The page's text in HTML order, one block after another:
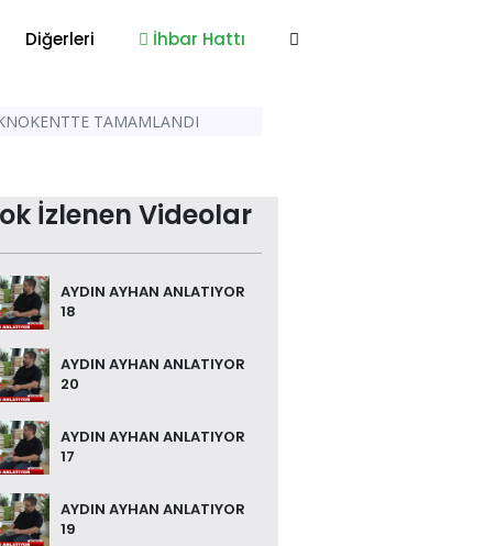
Diğerleri İhbar Hattı
TAMAMLANDI
İzlenen Videolar
AYDIN AYHAN ANLATIYOR
18
AYDIN AYHAN ANLATIYOR
20
AYDIN AYHAN ANLATIYOR
17
AYDIN AYHAN ANLATIYOR
19